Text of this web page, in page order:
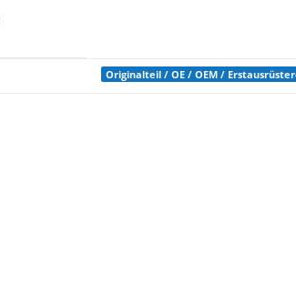
Originalteil / OE / OEM /